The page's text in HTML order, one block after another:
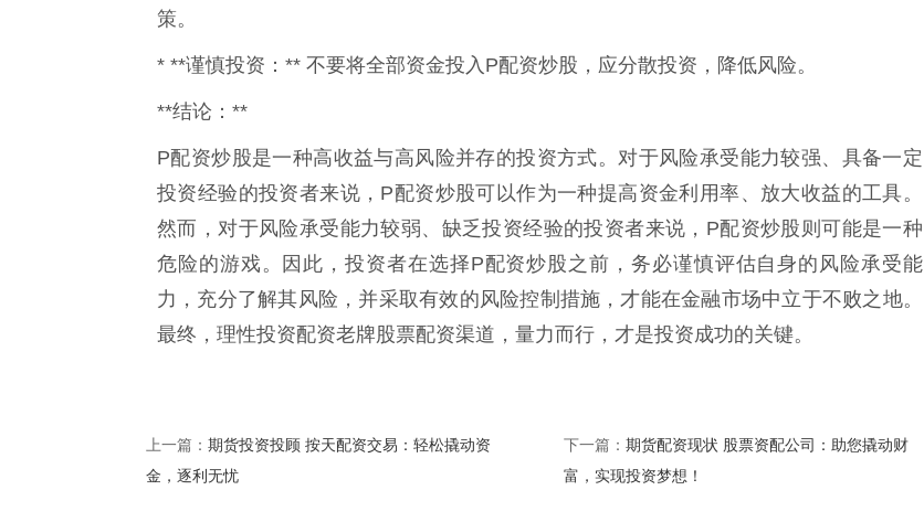
策。
* **谨慎投资：** 不要将全部资金投入P配资炒股，应分散投资，降低风险。
**结论：**
P配资炒股是一种高收益与高风险并存的投资方式。对于风险承受能力较强、具备一定
投资经验的投资者来说，P配资炒股可以作为一种提高资金利用率、放大收益的工具。
然而，对于风险承受能力较弱、缺乏投资经验的投资者来说，P配资炒股则可能是一种
危险的游戏。因此，投资者在选择P配资炒股之前，务必谨慎评估自身的风险承受能
力，充分了解其风险，并采取有效的风险控制措施，才能在金融市场中立于不败之地。
最终，理性投资配资老牌股票配资渠道，量力而行，才是投资成功的关键。
上一篇： 期货投资投顾 按天配资交易：轻松撬动资
金，逐利无忧
下一篇： 期货配资现状 股票资配公司：助您撬动财
富，实现投资梦想！